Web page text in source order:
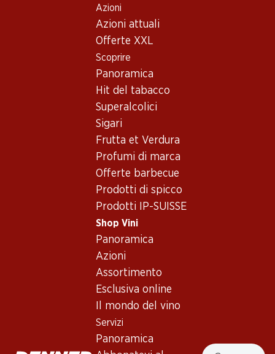
Azioni
Azioni attuali
Offerte XXL
Scoprire
Panoramica
Hit del tabacco
Superalcolici
Sigari
Frutta et Verdura
Profumi di marca
Offerte barbecue
Prodotti di spicco
Prodotti IP-SUISSE
Shop Vini
Panoramica
Azioni
Assortimento
Esclusiva online
Il mondo del vino
Servizi
Panoramica
Cercare
Vino/champagne
Montalcino, Toscana
Privilegio Vino Nobile di Montepulciano DOCG
Fronte Retro Imballaggio
Privilegio Vino Nobile di
Montepulciano DOCG
Montalcino, Toscana